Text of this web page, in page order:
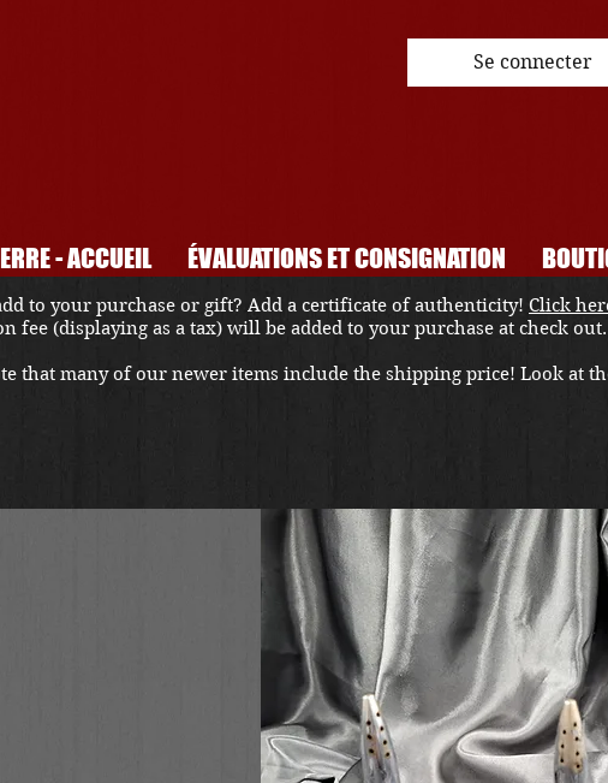
Se connecter
- ACCUEIL ÉVALUATIONS ET CONSIGNATION
to your purchase or gift? Add a certificate of authenticity! Click
fee (displaying as a tax) will be added to your purchase at check out.
that many of our newer items include the shipping price! Look at